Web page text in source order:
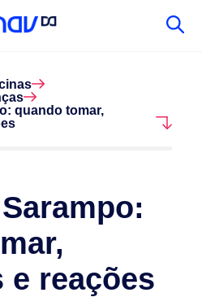
quando tomar,
e reações